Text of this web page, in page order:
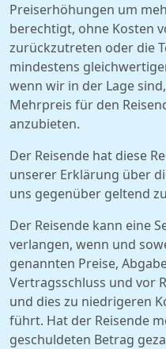
Preiserhöhungen um
berechtigt, ohne Kosten
zurückzutreten oder die
mindestens
wenn wir in der Lage
Mehrpreis für den
anzubieten.
Der Reisende hat diese
unserer Erklärung über
uns gegenüber geltend
Der Reisende kann eine
verlangen, wenn und
genannten Preise,
Vertragsschluss und vor
und dies zu niedrigeren
führt. Hat der Reisende
geschuldeten Betrag